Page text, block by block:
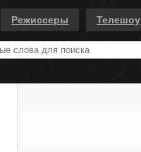
Режиссеры Телешоу